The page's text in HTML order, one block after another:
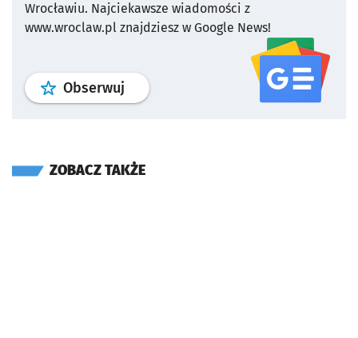
Wrocławiu. Najciekawsze wiadomości z
www.wroclaw.pl znajdziesz w Google News!
Obserwuj profil serwisu
ZOBACZ TAKŻE